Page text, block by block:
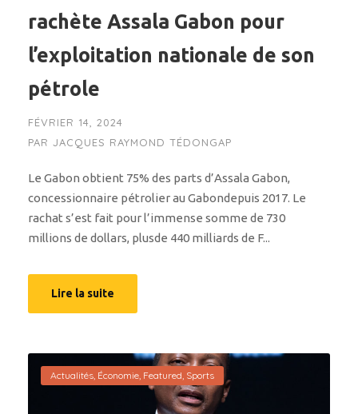
rachète Assala Gabon pour
l’exploitation nationale de son
pétrole
FÉVRIER 14, 2024
PAR JACQUES RAYMOND TÉDONGAP
Le Gabon obtient 75% des parts d’Assala Gabon,
concessionnaire pétrolier au Gabondepuis 2017. Le
rachat s’est fait pour l’immense somme de 730
millions de dollars, plusde 440 milliards de F...
Lire la suite
Actualités, Économie, Featured, Sports